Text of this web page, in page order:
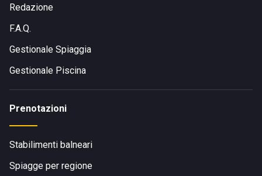
Redazione
F.A.Q.
Gestionale Spiaggia
Gestionale Piscina
Prenotazioni
Stabilimenti balneari
Spiagge per regione